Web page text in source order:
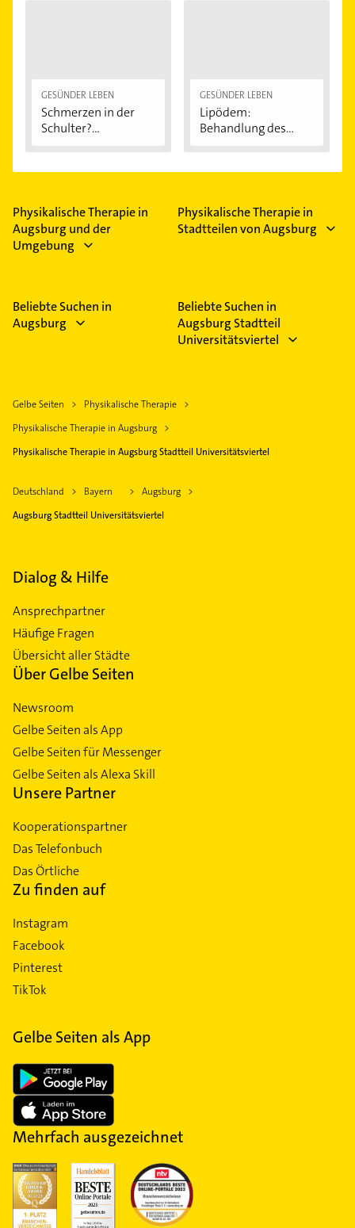
GESÜNDER LEBEN
Schmerzen in der
Schulter?
GESÜNDER LEBEN
Lipödem:
Behandlung des
Physikalische Therapie in
Augsburg und der
Umgebung
Physikalische Therapie in
Stadtteilen von Augsburg
Beliebte Suchen in
Augsburg
Beliebte Suchen in
Augsburg Stadtteil
Universitätsviertel
Gelbe Seiten
Physikalische Therapie
Physikalische Therapie in Augsburg
Physikalische Therapie in Augsburg Stadtteil Universitätsviertel
Deutschland Bayern
Augsburg
Augsburg Stadtteil Universitätsviertel
Dialog & Hilfe
Ansprechpartner
Häufige Fragen
Übersicht aller Städte
Über Gelbe Seiten
Newsroom
Gelbe Seiten als App
Gelbe Seiten für Messenger
Gelbe Seiten als Alexa Skill
Unsere Partner
Kooperationspartner
Das Telefonbuch
Das Örtliche
Zu finden auf
Instagram
Facebook
Pinterest
TikTok
Gelbe Seiten als App
Mehrfach ausgezeichnet